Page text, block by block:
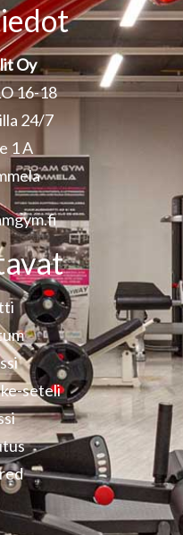
Oy
16-18
24/7
1 A
seteli